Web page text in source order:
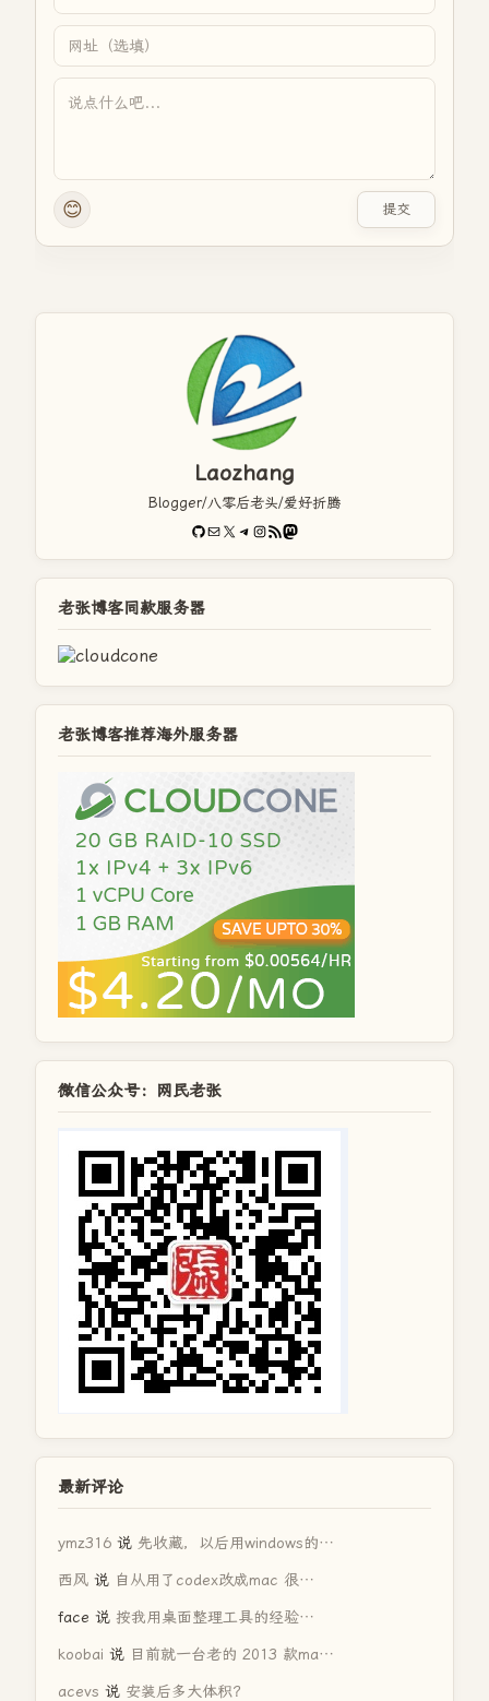
😊 提交
Laozhang
Blogger/八零后老头/爱好折腾
GitHub
电子邮件X Telegram
Instagram
RSS FeedMastodon
老张博客同款服务器
老张博客推荐海外服务器
微信公众号：网民老张
最新评论
ymz316 说 先收藏，以后用windows的…
西风 说 自从用了codex改成mac 很…
face 说 按我用桌面整理工具的经验…
koobai 说 目前就一台老的 2013 款ma…
acevs 说 安装后多大体积？